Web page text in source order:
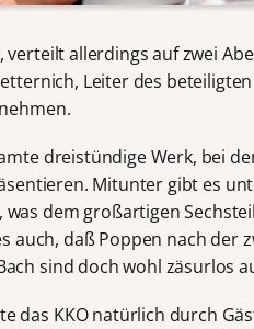
verteilt allerdings auf zwei
Leiter des
dreistündige Werk, bei
Mitunter gibt es
dem großartigen
auch, daß Poppen nach der
sind doch wohl zäsurlos
das KKO natürlich durch